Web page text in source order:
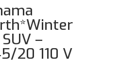
–
20 110 V